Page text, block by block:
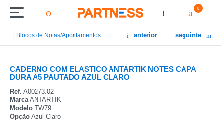
0
Blocos de Notas/Apontamentos anterior seguinte
CADERNO COM ELASTICO ANTARTIK NOTES CAPA
DURA A5 PAUTADO AZUL CLARO
Ref. A00273.02
MarcaANTARTIK
Modelo TW79
Opção Azul Claro